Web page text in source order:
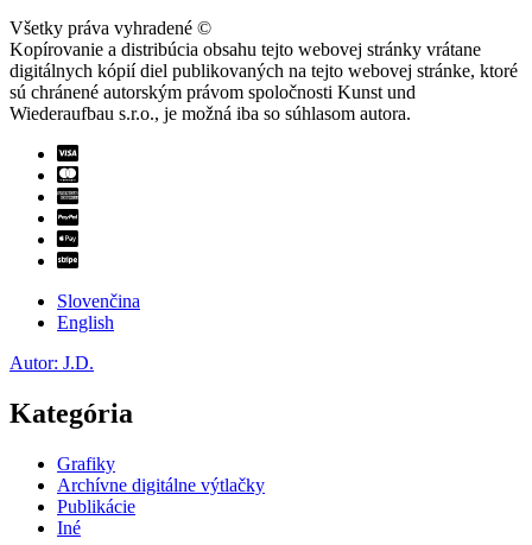
Všetky práva vyhradené ©
Kopírovanie a distribúcia obsahu tejto webovej stránky vrátane
digitálnych kópií diel publikovaných na tejto webovej stránke, ktoré
sú chránené autorským právom spoločnosti Kunst und
Wiederaufbau s.r.o., je možná iba so súhlasom autora.
Slovenčina
English
Autor: J.D.
Kategória
Grafiky
Archívne digitálne výtlačky
Publikácie
Iné